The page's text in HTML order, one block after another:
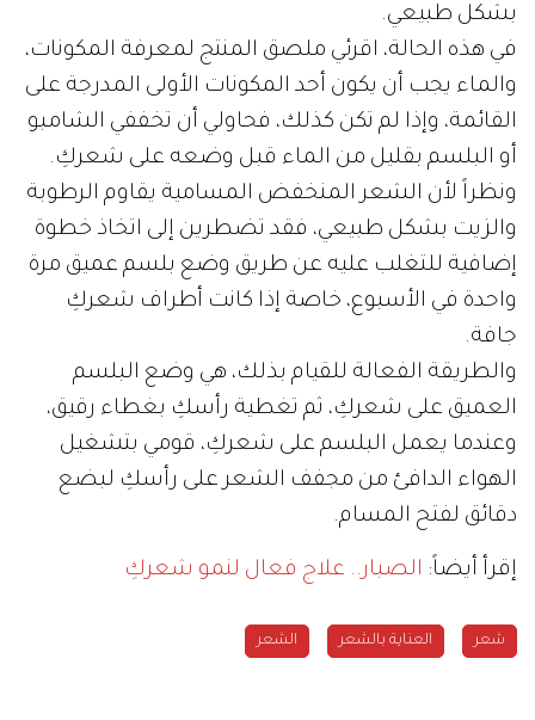
بشكل طبيعي.
في هذه الحالة، اقرئي ملصق المنتج لمعرفة المكونات،
والماء يجب أن يكون أحد المكونات الأولى المدرجة على
القائمة، وإذا لم تكن كذلك، فحاولي أن تخففي الشامبو
أو البلسم بقليل من الماء قبل وضعه على شعركِ.
ونظراً لأن الشعر المنخفض المسامية يقاوم الرطوبة
والزيت بشكل طبيعي، فقد تضطرين إلى اتخاذ خطوة
إضافية للتغلب عليه عن طريق وضع بلسم عميق مرة
واحدة في الأسبوع، خاصة إذا كانت أطراف شعركِ
جافة.
والطريقة الفعالة للقيام بذلك، هي وضع البلسم
العميق على شعركِ، ثم تغطية رأسكِ بغطاء رقيق،
وعندما يعمل البلسم على شعركِ، قومي بتشغيل
الهواء الدافئ من مجفف الشعر على رأسكِ لبضع
دقائق لفتح المسام.
إقرأ أيضاً: الصبار.. علاج فعال لنمو شعركِ
شعر العناية بالشعر الشعر